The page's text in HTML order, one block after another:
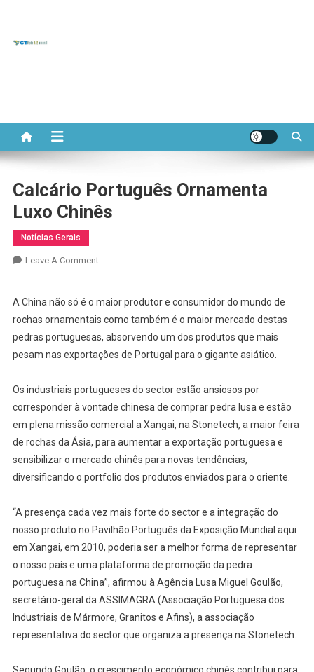
content
Calcário Português Ornamenta
Luxo Chinês
Notícias Gerais
Leave A CommentOn
Ornamenta
Luxo
Chinês
A China não só é o maior produtor e consumidor do mundo de
rochas ornamentais como também é o maior mercado destas
pedras portuguesas, absorvendo um dos produtos que mais
pesam nas exportações de Portugal para o gigante asiático.
Os industriais portugueses do sector estão ansiosos por
corresponder à vontade chinesa de comprar pedra lusa e estão
em plena missão comercial a Xangai, na Stonetech, a maior feira
de rochas da Ásia, para aumentar a exportação portuguesa e
sensibilizar o mercado chinês para novas tendências,
diversificando o portfolio dos produtos enviados para o oriente.
“A presença cada vez mais forte do sector e a integração do
nosso produto no Pavilhão Português da Exposição Mundial aqui
em Xangai, em 2010, poderia ser a melhor forma de representar
o nosso país e uma plataforma de promoção da pedra
portuguesa na China”, afirmou à Agência Lusa Miguel Goulão,
secretário-geral da ASSIMAGRA (Associação Portuguesa dos
Industriais de Mármore, Granitos e Afins), a associação
representativa do sector que organiza a presença na Stonetech.